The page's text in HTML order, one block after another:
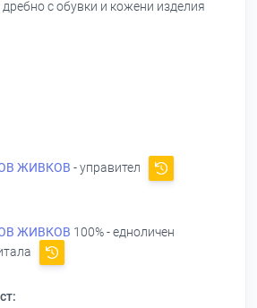
с обувки и кожени изделия
ЖИВКОВ - управител
ЖИВКОВ 100% - едноличен